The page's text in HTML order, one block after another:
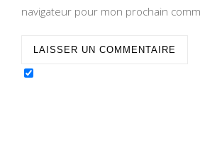
navigateur pour mon prochain